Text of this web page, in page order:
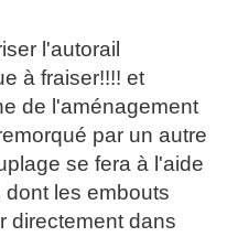
l'autorail
à fraiser!!!! et
de l'aménagement
par un autre
se fera à l'aide
les embouts
directement dans